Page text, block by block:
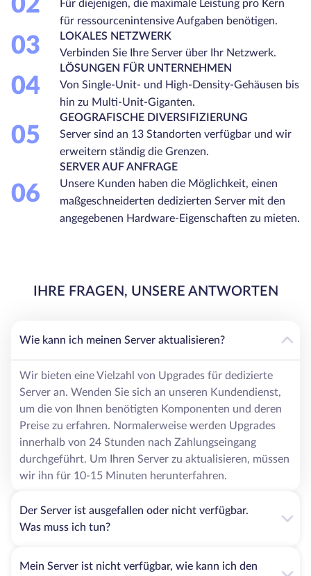
02
Für diejenigen, die maximale Leistung pro Kern
für ressourcenintensive Aufgaben benötigen.
03
LOKALES NETZWERK
Verbinden Sie Ihre Server über Ihr Netzwerk.
04
LÖSUNGEN FÜR UNTERNEHMEN
Von Single-Unit- und High-Density-Gehäusen bis
hin zu Multi-Unit-Giganten.
05
GEOGRAFISCHE DIVERSIFIZIERUNG
Server sind an 13 Standorten verfügbar und wir
erweitern ständig die Grenzen.
06
SERVER AUF ANFRAGE
Unsere Kunden haben die Möglichkeit, einen
maßgeschneiderten dedizierten Server mit den
angegebenen Hardware-Eigenschaften zu mieten.
IHRE FRAGEN, UNSERE ANTWORTEN
Wie kann ich meinen Server aktualisieren?
Wir bieten eine Vielzahl von Upgrades für dedizierte
Server an. Wenden Sie sich an unseren Kundendienst,
um die von Ihnen benötigten Komponenten und deren
Preise zu erfahren. Normalerweise werden Upgrades
innerhalb von 24 Stunden nach Zahlungseingang
durchgeführt. Um Ihren Server zu aktualisieren, müssen
wir ihn für 10-15 Minuten herunterfahren.
Der Server ist ausgefallen oder nicht verfügbar.
Was muss ich tun?
Mein Server ist nicht verfügbar, wie kann ich den